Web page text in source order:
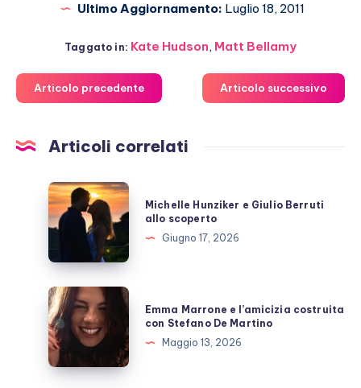
Ultimo Aggiornamento: Luglio 18, 2011
Taggato in: Kate Hudson, Matt Bellamy
Articolo precedente Articolo successivo
Articoli correlati
Michelle
Hunziker
e
Berruti
allo
scoperto
Michelle Hunziker e Giulio Berruti
allo scoperto
Giugno 17, 2026
Emma
Marrone
e
l’amicizia
costruita
Emma Marrone e l’amicizia costruita
con Stefano De Martino
Maggio 13, 2026